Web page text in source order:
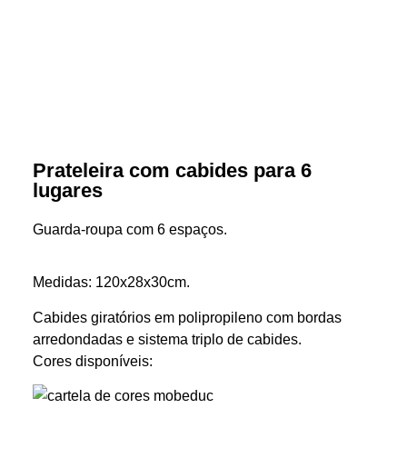
Prateleira com cabides para 6
lugares
Guarda-roupa com 6 espaços.
Medidas: 120x28x30cm.
Cabides giratórios em polipropileno com bordas
arredondadas e sistema triplo de cabides.
Cores disponíveis: